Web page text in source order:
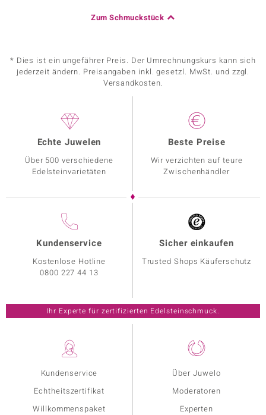
Zum Schmuckstück
* Dies ist ein ungefährer Preis. Der Umrechnungskurs kann sich
jederzeit ändern. Preisangaben inkl. gesetzl. MwSt. und zzgl.
Versandkosten.
Kundenservice
Echtheitszertifikat
Willkommenspaket
Über Juwelo
Moderatoren
Experten
Echte Juwelen
Über 500 verschiedene
Edelsteinvarietäten
Beste Preise
Wir verzichten auf teure
Zwischenhändler
Kundenservice
Kostenlose Hotline
0800 227 44 13
Sicher einkaufen
Trusted Shops Käuferschutz
Ihr Experte für zertifizierten Edelsteinschmuck.